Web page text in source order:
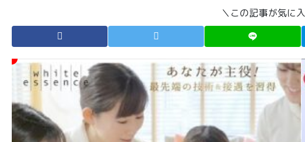
＼この記事が気に